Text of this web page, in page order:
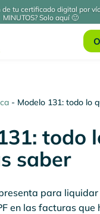
de tu certificado digital por
MINUTOS? Solo aquí 🙂
- Modelo 131: todo lo
todo
saber
para
en las facturas que